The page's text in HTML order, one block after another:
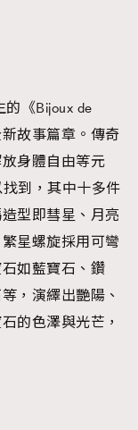
的《Bijoux de
故事篇章。傳奇
身體自由等元
到，其中十多件
型即彗星、月亮
星螺旋採用可彎
如藍寶石、鑽
，演繹出艷陽、
的色澤與光芒，